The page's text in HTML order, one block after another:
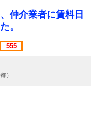
仲介業者に賃料日
。
555
）